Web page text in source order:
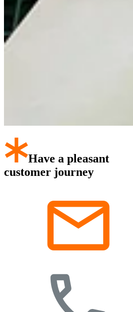
Have a pleasant
customer journey